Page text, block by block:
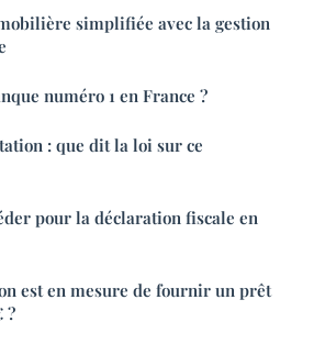
simplifiée avec la gestion
numéro 1 en France ?
: que dit la loi sur ce
pour la déclaration fiscale en
est en mesure de fournir un prêt
?